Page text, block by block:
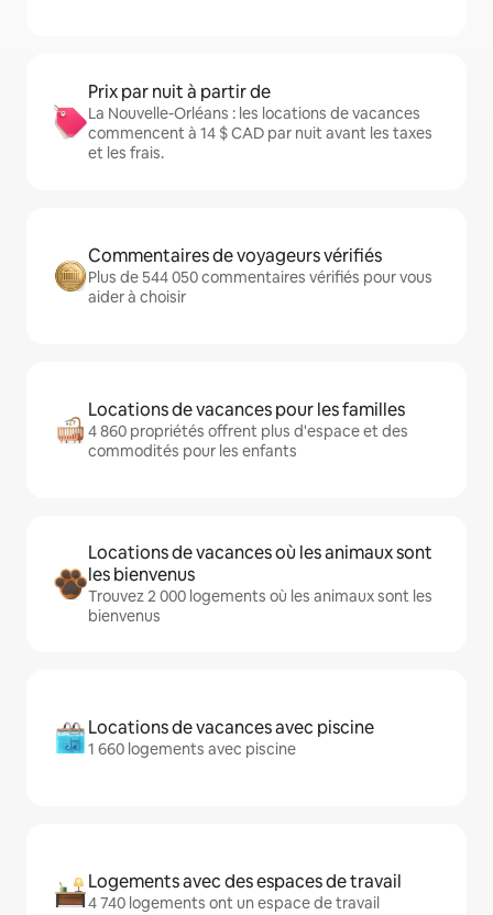
Prix par nuit à partir de
La Nouvelle-Orléans : les locations de vacances
commencent à 14 $ CAD par nuit avant les taxes
et les frais.
Commentaires de voyageurs vérifiés
Plus de 544 050 commentaires vérifiés pour vous
aider à choisir
Locations de vacances pour les familles
4 860 propriétés offrent plus d'espace et des
commodités pour les enfants
Locations de vacances où les animaux sont
les bienvenus
Trouvez 2 000 logements où les animaux sont les
bienvenus
Locations de vacances avec piscine
1 660 logements avec piscine
Logements avec des espaces de travail
4 740 logements ont un espace de travail